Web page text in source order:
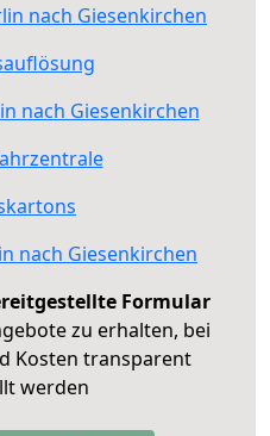
nach Giesenkirchen
nach Giesenkirchen
nach Giesenkirchen
Formular
zu erhalten, bei
Kosten transparent
werden